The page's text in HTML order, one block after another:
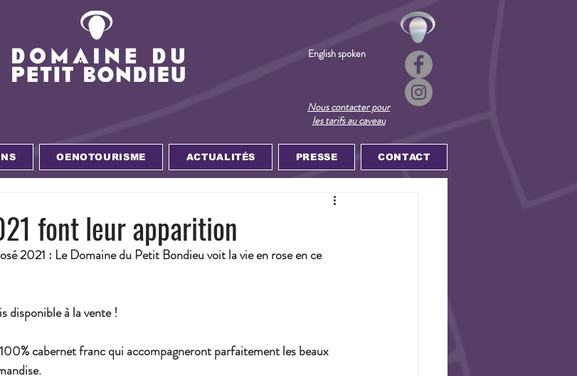
English spoken
Nous contacter pour
les tarifs au caveau
OENOTOURISME ACTUALITÉS PRESSE CONTACT
font leur apparition
2021 : Le Domaine du Petit Bondieu voit la vie en rose en ce
disponible à la vente !
cabernet franc qui accompagneront parfaitement les beaux